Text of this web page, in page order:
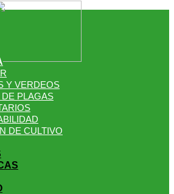
welcome to our
Y VERDEOS
PLAGAS
DE CULTIVO